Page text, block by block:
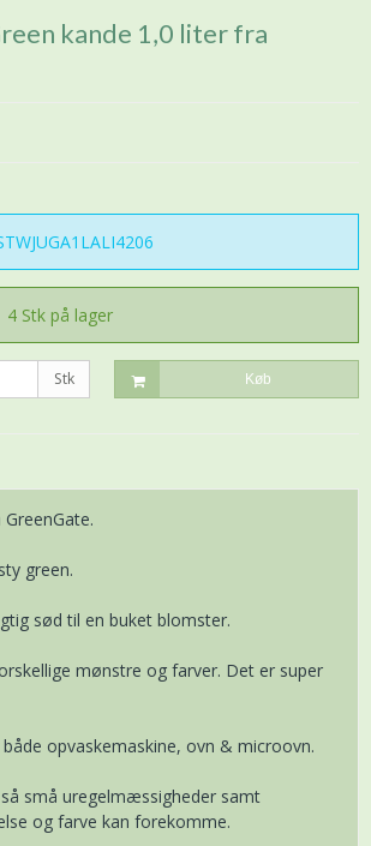
kande 1,0 liter fra
4 Stk på lager
Stk Køb
green.
sød til en buket blomster.
mønstre og farver. Det er super
opvaskemaskine, ovn & microovn.
små uregelmæssigheder samt
og farve kan forekomme.